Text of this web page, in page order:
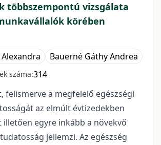
többszempontú vizsgálata
körében
Bauerné Gáthy Andrea
száma:314
felismerve a megfelelő egészségi
az elmúlt évtizedekben
illetően egyre inkább a növekvő
jellemzi. Az egészség